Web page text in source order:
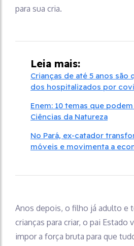
para sua cria.
Leia mais:
Crianças de até 5 anos são
dos hospitalizados por
Enem: 10 temas que
Ciências da Natureza
No Pará, ex-catador
móveis e movimenta a
Anos depois, o filho já adulto e
crianças para criar, o pai Estado
impor a força bruta para que